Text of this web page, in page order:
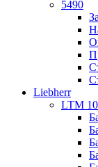
5490
Liebherr
LTM